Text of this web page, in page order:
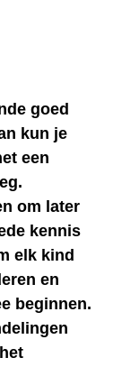
goed
kun je
een
om later
kennis
elk kind
en
beginnen.